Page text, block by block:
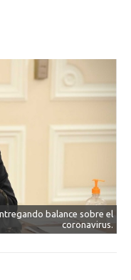
balance sobre el
coronavirus.